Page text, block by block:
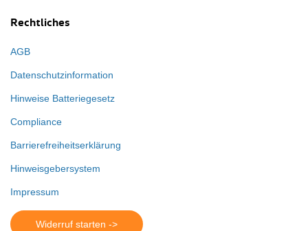
Rechtliches
AGB
Datenschutzinformation
Hinweise Batteriegesetz
Compliance
Barrierefreiheitserklärung
Hinweisgebersystem
Impressum
Widerruf starten ->